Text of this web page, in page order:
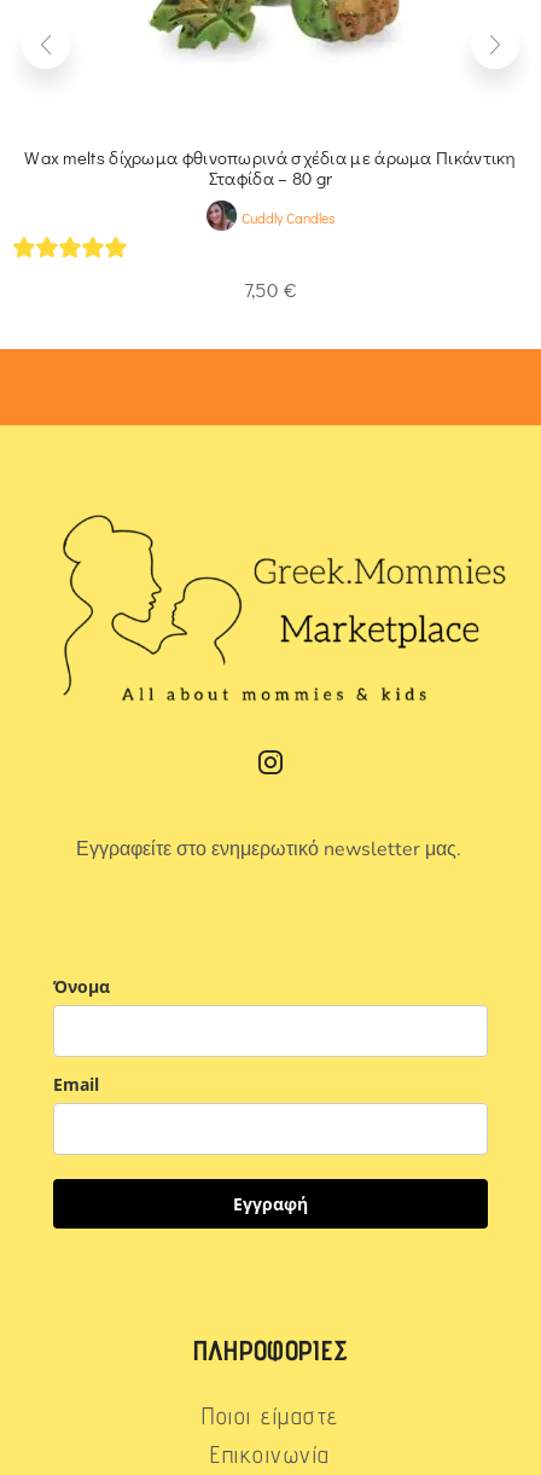
Wax melts δίχρωμα φθινοπωρινά σχέδια με άρωμα Πικάντικη
Σταφίδα – 80 gr
Cuddly Candles
7,50 €
Εγγραφείτε στο ενημερωτικό newsletter μας.
Όνομα
Email
Εγγραφή
ΠΛΗΡΟΦΟΡΊΕΣ
Ποιοι είμαστε
Επικοινωνία